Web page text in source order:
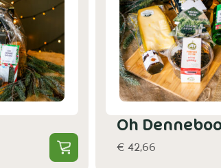
Oh
€ 42,66